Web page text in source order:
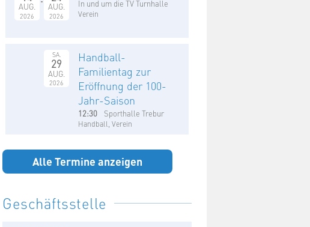
AUG.
2026
AUG.
2026
In und um die TV Turnhalle
Verein
SA.
29
AUG.
2026
Handball-
Familientag zur
Eröffnung der 100-
Jahr-Saison
12:30 Sporthalle Trebur
Handball, Verein
Alle Termine anzeigen
Geschäftsstelle